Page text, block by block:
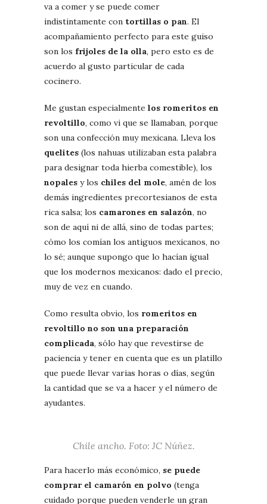
va a comer y se puede comer
indistintamente con tortillas o pan. El
acompañamiento perfecto para este guiso
son los frijoles de la olla, pero esto es de
acuerdo al gusto particular de cada
cocinero.
Me gustan especialmente los romeritos en
revoltillo, como vi que se llamaban, porque
son una confección muy mexicana. Lleva los
quelites (los nahuas utilizaban esta palabra
para designar toda hierba comestible), los
nopales y los chiles del mole, amén de los
demás ingredientes precortesianos de esta
rica salsa; los camarones en salazón, no
son de aquí ni de allá, sino de todas partes;
cómo los comían los antiguos mexicanos, no
lo sé; aunque supongo que lo hacían igual
que los modernos mexicanos: dado el precio,
muy de vez en cuando.
Como resulta obvio, los romeritos en
revoltillo no son una preparación
complicada, sólo hay que revestirse de
paciencia y tener en cuenta que es un platillo
que puede llevar varias horas o días, según
la cantidad que se va a hacer y el número de
ayudantes.
Chile ancho. Foto: JC Núñez.
Para hacerlo más económico, se puede
comprar el camarón en polvo (tenga
cuidado porque pueden venderle un gran